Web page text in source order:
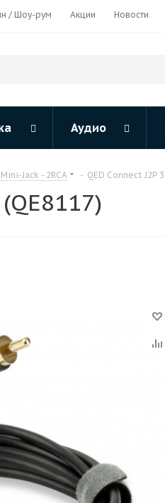
/ Шоу-рум Акции Новости
Аудио
Mini-Jack - 2RCA - QED Connect J2P